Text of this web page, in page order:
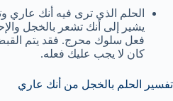
الحلم الذي ترى فيه أنك عاري
يشير إلى أنك تشعر بالخجل
فعل سلوك محرج. فقد يتم
كان لا يجب عليك فعله.
تفسير الحلم بالخجل من أنك عاري